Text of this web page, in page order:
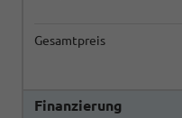
Gesamtpreis
Finanzierung